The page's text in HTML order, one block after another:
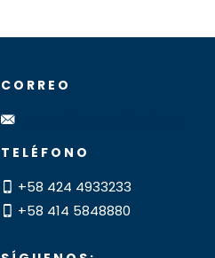
CORREO
info@adiosobesidad.com
TELÉFONO
+58 424 4933233
+58 414 5848880